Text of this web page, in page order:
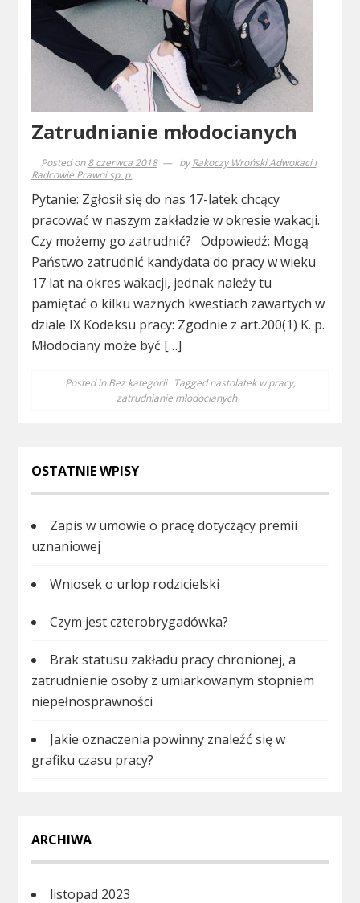
Zatrudnianie młodocianych
Posted on8 czerwca 2018 byRakoczy Wroński Adwokaci i
Radcowie Prawni sp. p.
Pytanie: Zgłosił się do nas 17-latek chcący
pracować w naszym zakładzie w okresie wakacji.
Czy możemy go zatrudnić? Odpowiedź: Mogą
Państwo zatrudnić kandydata do pracy w wieku
17 lat na okres wakacji, jednak należy tu
pamiętać o kilku ważnych kwestiach zawartych w
dziale IX Kodeksu pracy: Zgodnie z art.200(1) K. p.
Młodociany może być […]
Posted inBez kategorii Taggednastolatek w pracy,
zatrudnianie młodocianych
OSTATNIE WPISY
Zapis w umowie o pracę dotyczący premii
uznaniowej
Wniosek o urlop rodzicielski
Czym jest czterobrygadówka?
Brak statusu zakładu pracy chronionej, a
zatrudnienie osoby z umiarkowanym stopniem
niepełnosprawności
Jakie oznaczenia powinny znaleźć się w
grafiku czasu pracy?
ARCHIWA
listopad 2023